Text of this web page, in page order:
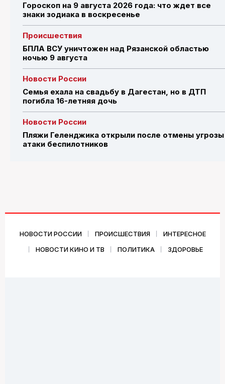
Гороскоп на 9 августа 2026 года: что ждет все
знаки зодиака в воскресенье
Происшествия
БПЛА ВСУ уничтожен над Рязанской областью
ночью 9 августа
Новости России
Семья ехала на свадьбу в Дагестан, но в ДТП
погибла 16-летняя дочь
Новости России
Пляжи Геленджика открыли после отмены угрозы
атаки беспилотников
НОВОСТИ РОССИИ ПРОИСШЕСТВИЯ
ИНТЕРЕСНОЕ
НОВОСТИ КИНО И ТВ
ПОЛИТИКА ЗДОРОВЬЕ